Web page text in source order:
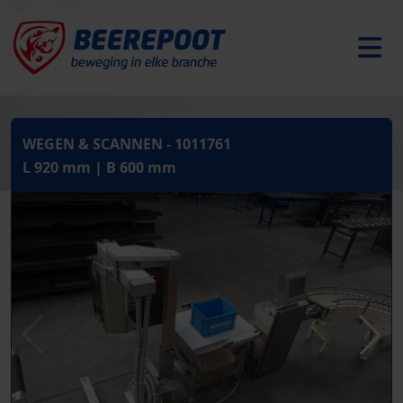
WEGEN & SCANNEN - 1011761
L 920 mm | B 600 mm